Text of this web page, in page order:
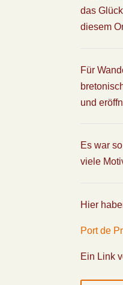
das
diesem
Für
und
Es war
viele
Hier
Port de
Ein Link